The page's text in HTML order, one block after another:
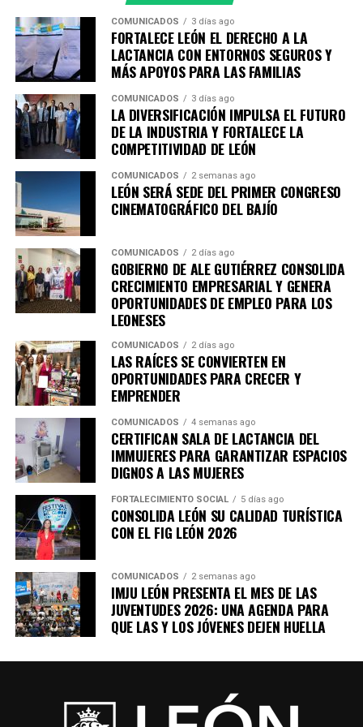
académicas y organismos empresariales de la ciudad,
entre ellos la Academia Metropolitana de Seguridad
Pública, CANACO Servytur León, Universidad
Iberoamericana León, Universidad La Salle Bajío,
CANACINTRA León y el Tecnológico de Monterrey
Campus León, fortaleciendo el trabajo colaborativo
entre gobierno, academia, iniciativa privada y sociedad.
Municipal de Planeación de León refrendan su
compromiso con la participación ciudadana y la
planeación estratégica como herramientas
fundamentales para construir una ciudad más
competitiva, sostenible, incluyente y preparada para los
retos de las próximas décadas.
COMUNICADOS 3 días ago
FORTALECE LEÓN EL DERECHO A LA
LACTANCIA CON ENTORNOS SEGUROS Y
MÁS APOYOS PARA LAS FAMILIAS
COMUNICADOS 3 días ago
LA DIVERSIFICACIÓN IMPULSA EL FUTURO
DE LA INDUSTRIA Y FORTALECE LA
COMPETITIVIDAD DE LEÓN
COMUNICADOS 2 semanas ago
LEÓN SERÁ SEDE DEL PRIMER CONGRESO
CINEMATOGRÁFICO DEL BAJÍO
COMUNICADOS 2 días ago
GOBIERNO DE ALE GUTIÉRREZ CONSOLIDA
CRECIMIENTO EMPRESARIAL Y GENERA
OPORTUNIDADES DE EMPLEO PARA LOS
LEONESES
COMUNICADOS 2 días ago
LAS RAÍCES SE CONVIERTEN EN
OPORTUNIDADES PARA CRECER Y
EMPRENDER
COMUNICADOS 4 semanas ago
CERTIFICAN SALA DE LACTANCIA DEL
IMMUJERES PARA GARANTIZAR ESPACIOS
DIGNOS A LAS MUJERES
FORTALECIMIENTO SOCIAL 5 días ago
CONSOLIDA LEÓN SU CALIDAD TURÍSTICA
CON EL FIG LEÓN 2026
COMUNICADOS 2 semanas ago
IMJU LEÓN PRESENTA EL MES DE LAS
JUVENTUDES 2026: UNA AGENDA PARA
QUE LAS Y LOS JÓVENES DEJEN HUELLA